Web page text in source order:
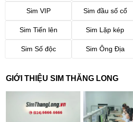
Sim VIP Sim đầu số cổ
Sim Tiến lên Sim Lặp kép
Sim Số độc Sim Ông Địa
GIỚI THIỆU SIM THĂNG LONG